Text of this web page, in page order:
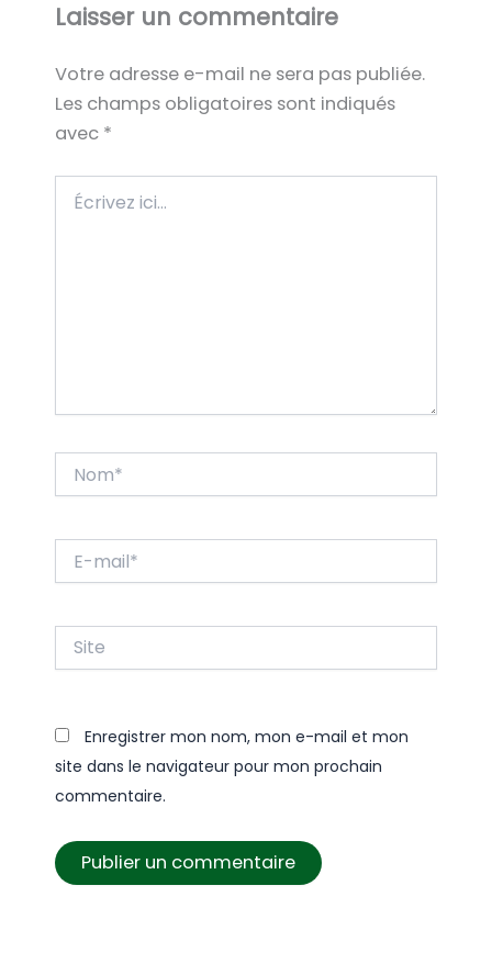
Laisser un commentaire
Votre adresse e-mail ne sera pas publiée.
Les champs obligatoires sont indiqués
avec *
ici…
mail*
Enregistrer mon nom, mon e-mail et mon
site dans le navigateur pour mon prochain
commentaire.